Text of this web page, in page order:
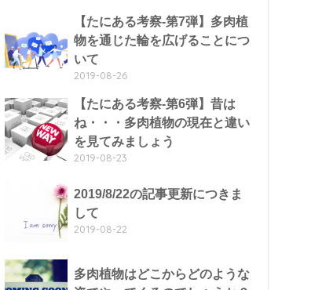
【たにある考察-第7弾】多肉植
物を通じた輪を広げることにつ
いて
2019-08-26
【たにある考察-第6弾】昔は
ね・・・多肉植物の現在と違い
を見てみましょう
2019-08-23
2019/8/22の記事更新につきま
して
2019-08-22
多肉植物はどこからどのような